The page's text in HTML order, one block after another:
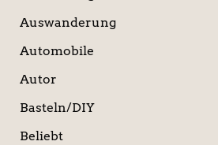
Auswanderung
Automobile
Autor
Basteln/DIY
Beliebt